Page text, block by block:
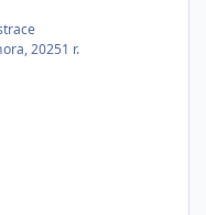
20251 r.